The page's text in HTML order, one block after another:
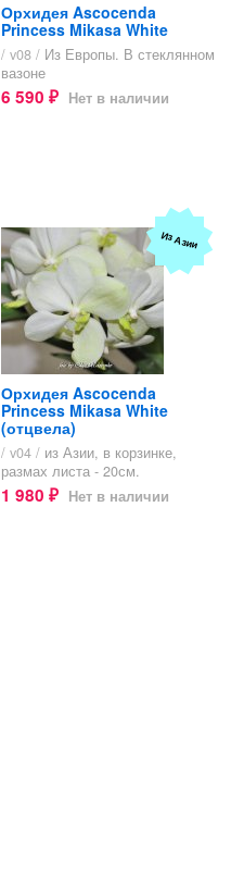
Орхидея Ascocenda
Princess Mikasa White
/ v08 / Из Европы. В стеклянном
вазоне
6 590 ₽ Нет в наличии
Из Азии
Орхидея Ascocenda
Princess Mikasa White
(отцвела)
/ v04 / из Азии, в корзинке,
размах листа - 20см.
1 980 ₽ Нет в наличии